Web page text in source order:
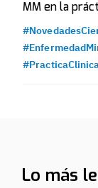
MM en la
Lo más